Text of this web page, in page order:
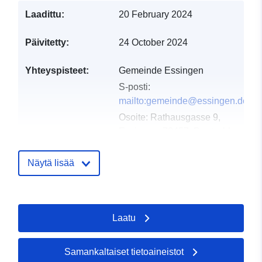
Laadittu: 20 February 2024
Päivitetty: 24 October 2024
Yhteyspisteet:
Gemeinde Essingen
S-posti:
mailto:gemeinde@essingen.de
Osoite: Rathausgasse 9,
koskeva rekisteri:
February 2026
Päivitetty data.europa.eu:
April 2026
Näytä lisää
Laatu
Samankaltaiset tietoaineistot